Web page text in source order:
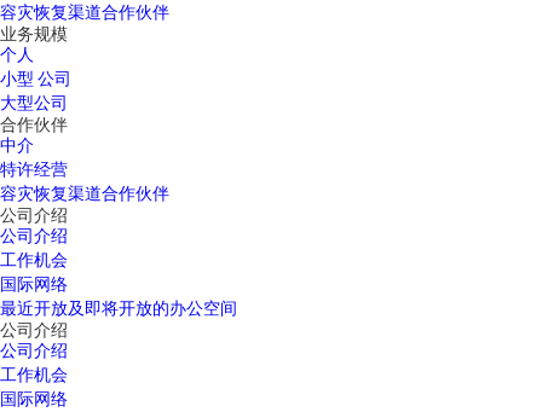
容灾恢复渠道合作伙伴
业务规模
个人
小型 公司
大型公司
合作伙伴
中介
特许经营
容灾恢复渠道合作伙伴
公司介绍
公司介绍
工作机会
国际网络
最近开放及即将开放的办公空间
公司介绍
公司介绍
工作机会
国际网络